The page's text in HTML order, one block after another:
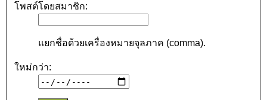
โพสต์โดยสมาชิก:
แยกชื่อด้วยเครื่องหมายจุลภาค (comma).
ใหม่กว่า: